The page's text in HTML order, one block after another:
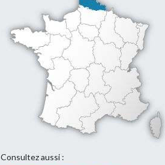
Consultez aussi :